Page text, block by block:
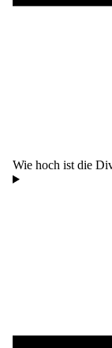
Wie hoch ist die